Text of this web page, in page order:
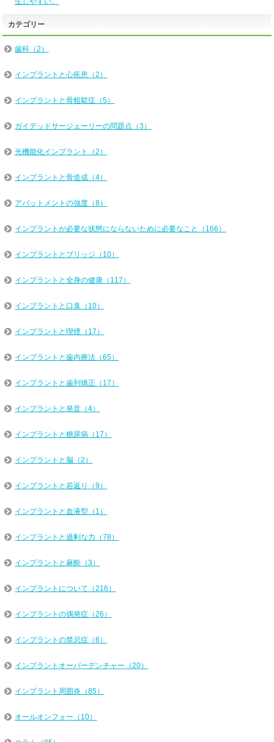
カテゴリー
歯科（2）
インプラントと心疾患（2）
インプラントと骨粗鬆症（5）
ガイデッドサージェーリーの問題点（3）
光機能化インプラント（2）
インプラントと骨造成（4）
アバットメントの強度（8）
インプラントが必要な状態にならないために必要なこと（166）
インプラントとブリッジ（10）
インプラントと全身の健康（117）
インプラントと口臭（10）
インプラントと喫煙（17）
インプラントと歯内療法（65）
インプラントと歯列矯正（17）
インプラントと発音（4）
インプラントと糖尿病（17）
インプラントと脳（2）
インプラントと若返り（9）
インプラントと血液型（1）
インプラントと過剰な力（78）
インプラントと麻酔（3）
インプラントについて（216）
インプラントの偶発症（26）
インプラントの禁忌症（6）
インプラントオーバーデンチャー（20）
インプラント周囲炎（85）
オールオンフォー（10）